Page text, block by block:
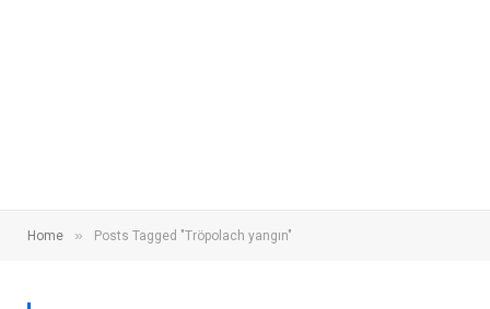
Home » Posts Tagged "Tröpolach yangın"